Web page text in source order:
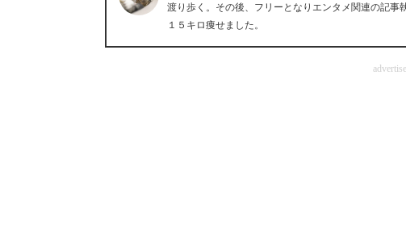
渡り歩く。その後、フリーとなりエンタメ関連の記
１５キロ痩せました。